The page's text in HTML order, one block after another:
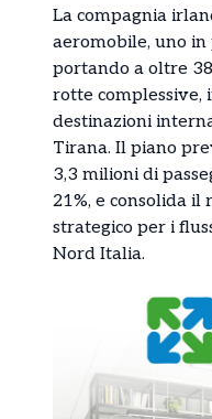
La compagnia
aeromobile, uno in
portando a oltre
rotte complessive,
destinazioni
Tirana. Il piano
3,3 milioni di
21%, e consolida
strategico per i
Nord Italia.